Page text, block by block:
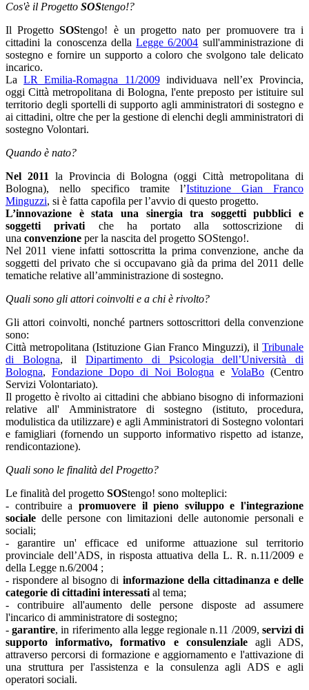
Cos'è il Progetto SOStengo!?
Il ProgettoSOStengo! è un progetto nato per promuovere tra i
cittadini la conoscenza dellaLegge 6/2004 sull'amministrazione di
sostegno e fornire un supporto a coloro che svolgono tale delicato
incarico.
LaLR Emilia-Romagna 11/2009individuava nell’ex Provincia,
oggi Città metropolitana di Bologna, l'ente preposto per istituire sul
territorio degli sportelli di supporto agli amministratori di sostegno e
ai cittadini, oltre che per la gestione di elenchi degli amministratori di
sostegno Volontari.
Quando è nato?
Nel 2011
la Provincia di Bologna (oggi Città metropolitana di
Bologna), nello specifico tramite l’Istituzione Gian Franco
Minguzzi, si è fatta capofila per l’avvio di questo progetto.
L’innovazione è stata una sinergia tra soggetti pubblici e
soggetti privati che ha portato alla sottoscrizione di
una convenzione per la nascita del progetto SOStengo!.
Nel 2011 viene infatti sottoscritta la prima convenzione, anche da
soggetti del privato che si occupavano già da prima del 2011 delle
tematiche relative all’amministrazione di sostegno.
Quali sono gli attori coinvolti e a chi è rivolto?
Gli attori coinvolti, nonché partners sottoscrittori della convenzione
sono:
Città metropolitana (Istituzione Gian Franco Minguzzi), il Tribunale
di Bologna, ilDipartimento di Psicologia dell’Università di
Bologna, Fondazione Dopo di Noi Bologna eVolaBo (Centro
Servizi Volontariato).
Il progetto è rivolto ai cittadini che abbiano bisogno di informazioni
relative all' Amministratore di sostegno (istituto, procedura,
modulistica da utilizzare) e agli Amministratori di Sostegno volontari
e famigliari (fornendo un supporto informativo rispetto ad istanze,
rendicontazione).
Quali sono le finalità del Progetto?
Le finalità del progetto SOStengo! sono molteplici:
- contribuire a promuovere il pieno sviluppo e l'integrazione
sociale delle persone con limitazioni delle autonomie personali e
sociali;
- garantire un' efficace ed uniforme attuazione sul territorio
provinciale dell’ADS, in risposta attuativa della L. R. n.11/2009 e
della Legge n.6/2004 ;
- rispondere al bisogno di informazione della cittadinanza e delle
categorie di cittadini interessati al tema;
- contribuire all'aumento delle persone disposte ad assumere
l'incarico di amministratore di sostegno;
-garantire, in riferimento alla legge regionale n.11 /2009, servizi di
supporto informativo, formativo e consulenzialeagli ADS,
attraverso percorsi di formazione e aggiornamento e l'attivazione di
una struttura per l'assistenza e la consulenza agli ADS e agli
operatori sociali.